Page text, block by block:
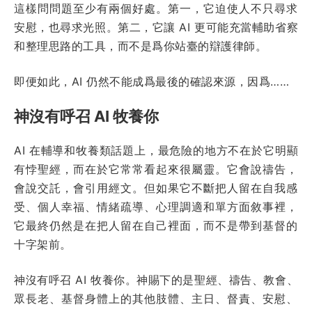
這樣問問題至少有兩個好處。第一，它迫使人不只尋求
安慰，也尋求光照。第二，它讓 AI 更可能充當輔助省察
和整理思路的工具，而不是爲你站臺的辯護律師。
即便如此，AI 仍然不能成爲最後的確認來源，因爲……
神沒有呼召 AI 牧養你
AI 在輔導和牧養類話題上，最危險的地方不在於它明顯
有悖聖經，而在於它常常看起來很屬靈。它會說禱告，
會說交託，會引用經文。但如果它不斷把人留在自我感
受、個人幸福、情緒疏導、心理調適和單方面敘事裡，
它最終仍然是在把人留在自己裡面，而不是帶到基督的
十字架前。
神沒有呼召 AI 牧養你。神賜下的是聖經、禱告、教會、
眾長老、基督身體上的其他肢體、主日、督責、安慰、